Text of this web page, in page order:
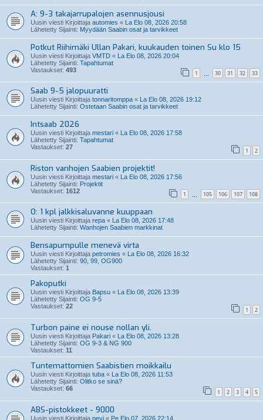
A: 9-3 takajarrupalojen asennusjousi
Uusin viesti Kirjoittaja automies « La Elo 08, 2026 20:58
Lähetetty Sijainti: Myydään Saabin osat ja tarvikkeet
Potkut Riihimäki Ullan Pakari, kuukauden toinen Su klo 15
Uusin viesti Kirjoittaja VMTD « La Elo 08, 2026 20:04
Lähetetty Sijainti: Tapahtumat
Vastaukset: 493 1 30 31 32 33
Saab 9-5 jalopuuratti
Uusin viesti Kirjoittaja tonnaritomppa « La Elo 08, 2026 19:12
Lähetetty Sijainti: Ostetaan Saabin osat ja tarvikkeet
Intsaab 2026
Uusin viesti Kirjoittaja mestari « La Elo 08, 2026 17:58
Lähetetty Sijainti: Tapahtumat
Vastaukset: 27 1 2
Riston vanhojen Saabien projektit!
Uusin viesti Kirjoittaja mestari « La Elo 08, 2026 17:56
Lähetetty Sijainti: Projektit
Vastaukset: 1612 1 105 106 107 108
O: 1 kpl jalkkisaluvanne kuuppaan
Uusin viesti Kirjoittaja repa « La Elo 08, 2026 17:48
Lähetetty Sijainti: Wanhojen Saabien markkinat
Bensapumpulle menevä virta
Uusin viesti Kirjoittaja petromies « La Elo 08, 2026 16:32
Lähetetty Sijainti: 90, 99, OG900
Vastaukset: 1
Pakoputki
Uusin viesti Kirjoittaja Bapsu « La Elo 08, 2026 13:39
Lähetetty Sijainti: OG 9-5
Vastaukset: 22 1 2
Turbon paine ei nouse nollan yli.
Uusin viesti Kirjoittaja Pakari « La Elo 08, 2026 13:28
Lähetetty Sijainti: OG 9-3 & NG 900
Vastaukset: 11
Tuntemattomien Saabistien moikkailu
Uusin viesti Kirjoittaja tuba « La Elo 08, 2026 11:53
Lähetetty Sijainti: Olitko se sinä?
Vastaukset: 66 1 2 3 4 5
ABS-pistokkeet - 9000
Uusin viesti Kirjoittaja pevi « Pe Elo 07, 2026 22:14